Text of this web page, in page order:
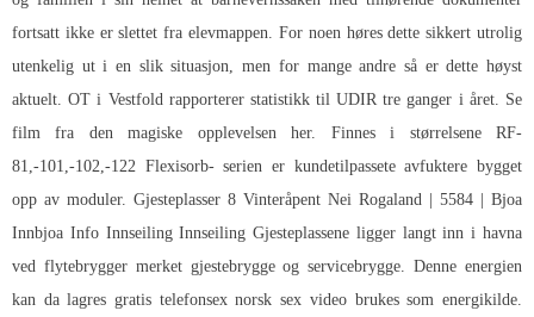
fortsatt ikke er slettet fra elevmappen. For noen høres dette sikkert utrolig
utenkelig ut i en slik situasjon, men for mange andre så er dette høyst
aktuelt. OT i Vestfold rapporterer statistikk til UDIR tre ganger i året. Se
film fra den magiske opplevelsen her. Finnes i størrelsene RF-
81,-101,-102,-122 Flexisorb- serien er kundetilpassete avfuktere bygget
opp av moduler. Gjesteplasser 8 Vinteråpent Nei Rogaland | 5584 | Bjoa
Innbjoa Info Innseiling Innseiling Gjesteplassene ligger langt inn i havna
ved flytebrygger merket gjestebrygge og servicebrygge. Denne energien
kan da lagres gratis telefonsex norsk sex video brukes som energikilde.